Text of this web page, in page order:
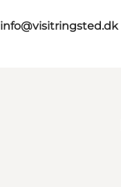
info@visitringsted.dk